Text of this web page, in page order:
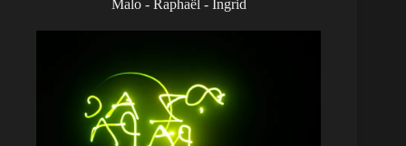
Malo - Raphaël - Ingrid